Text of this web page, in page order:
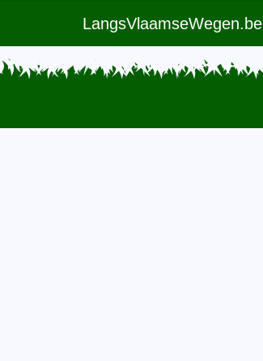
LangsVlaamseWegen.be